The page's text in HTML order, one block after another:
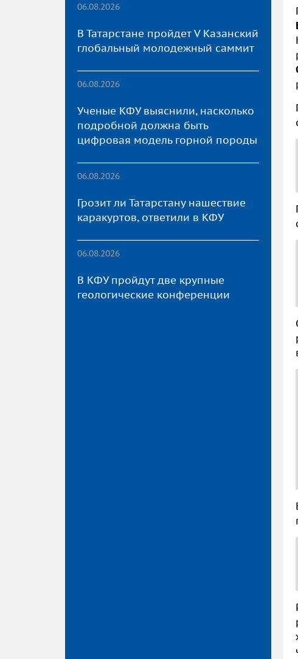
06.08.2026
В Татарстане пройдет V Казанский
глобальный молодежный саммит
06.08.2026
Ученые КФУ выяснили, насколько
подробной должна быть
цифровая модель горной породы
06.08.2026
Грозит ли Татарстану нашествие
каракуртов, ответили в КФУ
06.08.2026
В КФУ пройдут две крупные
геологические конференции